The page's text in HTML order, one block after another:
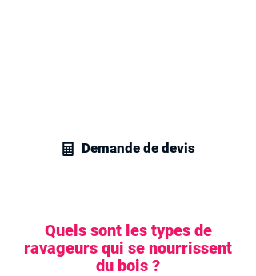
Demande de devis
Quels sont les types de
ravageurs qui se nourrissent
du bois ?